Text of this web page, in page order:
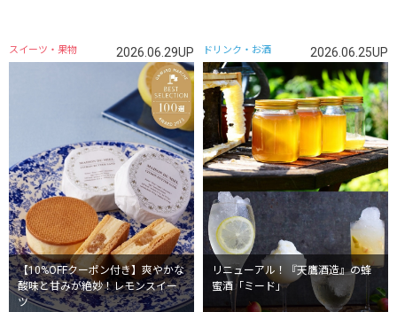
【10%OFFクーポン付き】爽やかな
酸味と甘みが絶妙！レモンスイー
ツ
スイーツ・果物 2026.06.29UP
リニューアル！『天鷹酒造』の蜂
蜜酒「ミード」
ドリンク・お酒 2026.06.25UP